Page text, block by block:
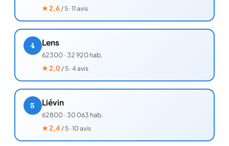
★2,6/ 5 · 11 avis
4 Lens
62300·32 920 hab.
★2,0/ 5 · 4 avis
5 Liévin
62800·30 063 hab.
★2,4 / 5 · 10 avis